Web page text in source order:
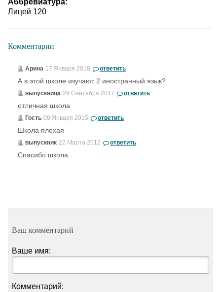
Аббревиатура:
Лицей 120
Комментарии
Арина 17 Января 2018 ответить
А в этой школе изучают 2 иностранный язык?
выпускница 29 Сентября 2017 ответить
отличная школа
Гость 09 Января 2015 ответить
Школа плохая
выпускник 22 Марта 2012 ответить
Спасибо школа
Ваш комментарий
Ваше имя:
Комментарий: